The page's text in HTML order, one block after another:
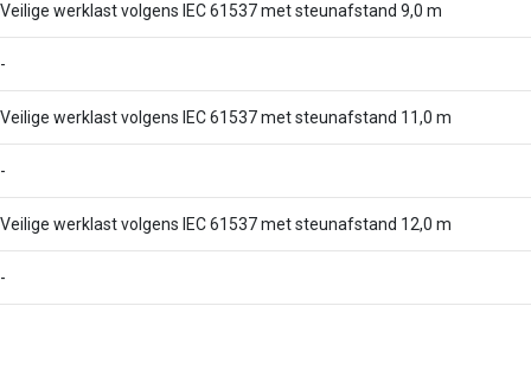
Veilige werklast volgens IEC 61537 met steunafstand 9,0 m
-
Veilige werklast volgens IEC 61537 met steunafstand 11,0 m
-
Veilige werklast volgens IEC 61537 met steunafstand 12,0 m
-